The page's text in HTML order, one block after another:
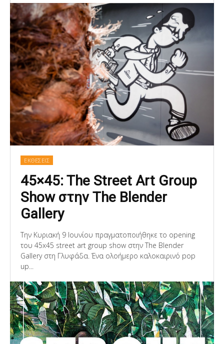
ΕΚΘΕΣΕΙΣ
45×45: The Street Art Group
Show στην The Blender
Gallery
Την Κυριακή 9 Ιουνίου πραγματοποιήθηκε το opening
του 45x45 street art group show στην The Blender
Gallery στη Γλυφάδα. Ένα ολοήμερο καλοκαιρινό pop
up...